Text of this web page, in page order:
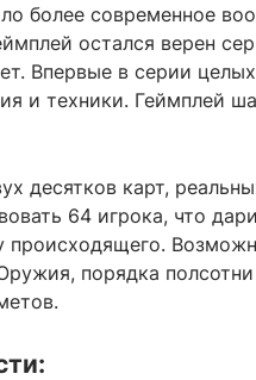
более современное
остался верен
Впервые в серии
и техники. Геймплей
десятков карт,
64 игрока, что
порядка